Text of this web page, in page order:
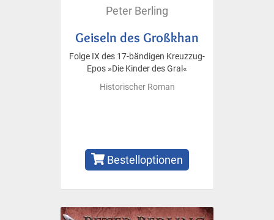
Peter Berling
Geiseln des Großkhan
Folge IX des 17-bändigen Kreuzzug-
Epos »Die Kinder des Gral«
Historischer Roman
Bestelloptionen